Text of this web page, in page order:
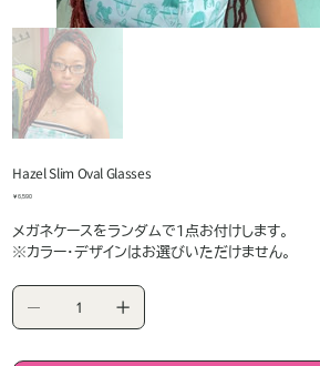
Hazel Slim Oval Glasses
価
￥6,590
メガネケースをランダムで1点お付けします。
※カラー・デザインはお選びいただけません。